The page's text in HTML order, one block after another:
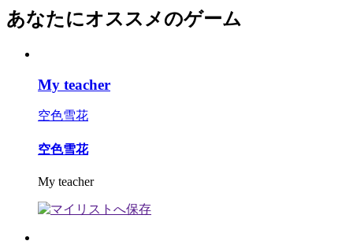
あなたにオススメのゲーム
My teacher
空色雪花
空色雪花
My teacher